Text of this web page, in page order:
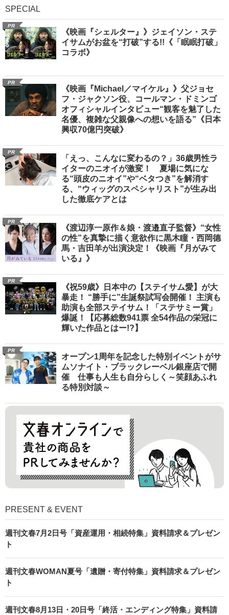
SPECIAL
PR
《映画『シェルター』》ジェイソン・ステ
イサムがお盆を“打破”する!!《「眠眠打破」
コラボ》
PR
《映画『Michael／マイケル』》父ジョセ
フ・ジャクソン役、コールマン・ドミンゴ
オフィシャルインタビュー“観客を魅了した
名優、複雑な父親像への想いを語る”《日本
興収70億円突破》
PR
「えっ、こんなに変わるの？」36歳男性ラ
イターのニオイが激変！ 夏場に気にな
る“頭皮のニオイ”や“ベタつき”を解消す
る、“ウィッグのスペシャリスト”が生み出
した徹底ケアとは
PR
《渡辺淳一原作＆娘・渡邉直子監督》“女性
の性”を真摯に描く意欲作に黒木瞳・西岡德
馬・吉田羊が出演決定！《映画『月がみて
いる』》
PR
《祝59歳》日本中の【ステイサム愛】が大
暴走！ “勝手に”生誕祭試写会開催！ 主演も
助演も全部ステイサム！「ステサミー賞」
爆誕！【応募総数941票 全54作品の栄冠に
輝いた作品とはー!?】
PR
オープン1周年を記念した特別イベントがサ
ムソナイト・ブラックレーベル銀座店で開
催 仕事も人生も自分らしく～笑顔あふれ
る特別対談～
PRESENT & EVENT
週刊文春7月2日号「資産運用・相続特集」資料請求＆プレゼン
ト
週刊文春WOMAN夏号「遺贈・寄付特集」資料請求＆プレゼン
ト
週刊文春8月13日・20日号「終活・エンディング特集」資料請